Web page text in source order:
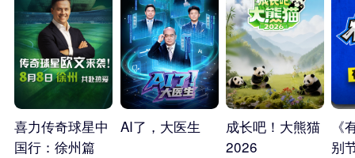
喜力传奇球星中
国行：徐州篇
AI了，大医生
成长吧！大熊猫
2026
《
别